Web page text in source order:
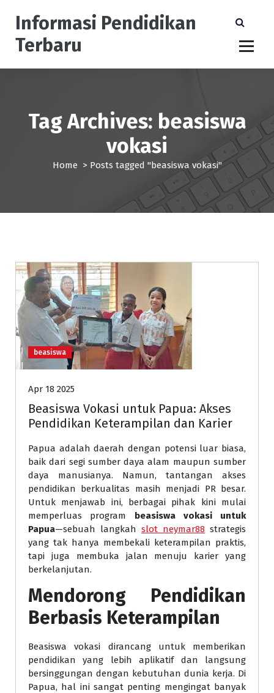
Informasi Pendidikan
Terbaru
Tag Archives: beasiswa
vokasi
Home > Posts tagged "beasiswa vokasi"
beasiswa
Apr 18 2025
Beasiswa Vokasi untuk Papua: Akses
Pendidikan Keterampilan dan Karier
Papua adalah daerah dengan potensi luar biasa,
baik dari segi sumber daya alam maupun sumber
daya manusianya. Namun, tantangan akses
pendidikan berkualitas masih menjadi PR besar.
Untuk menjawab ini, berbagai pihak kini mulai
memperluas program beasiswa vokasi untuk
Papua—sebuah langkah slot neymar88 strategis
yang tak hanya membekali keterampilan praktis,
tapi juga membuka jalan menuju karier yang
berkelanjutan.
Mendorong Pendidikan
Berbasis Keterampilan
Beasiswa vokasi dirancang untuk memberikan
pendidikan yang lebih aplikatif dan langsung
bersinggungan dengan kebutuhan dunia kerja. Di
Papua, hal ini sangat penting mengingat banyak